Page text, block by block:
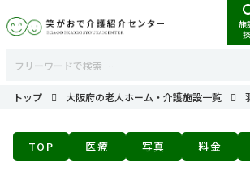
トップ 大阪府の老人ホーム・介護施設一覧
TOP 医療 写真 料金